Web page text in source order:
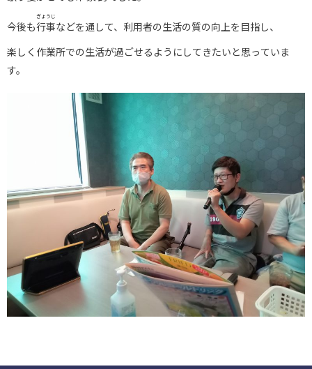
今後も行事
ぎょうじ
などを通して、利用者の生活の質の向上を目指し、
楽しく作業所での生活が過ごせるようにしてきたいと思っていま
す。